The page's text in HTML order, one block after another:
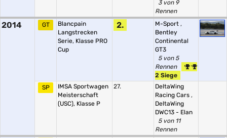
3 von 9
Rennen
2014 GT
Blancpain
Langstrecken
Serie, Klasse PRO
Cup
2. M-Sport ,
Bentley
Continental
GT3
5 von 5
Rennen
2 Siege
SP
IMSA Sportwagen
Meisterschaft
(USC), Klasse P
27.
DeltaWing
Racing Cars ,
DeltaWing
DWC13 - Elan
5 von 11
Rennen